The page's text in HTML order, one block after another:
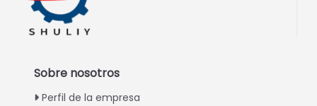
Sobre nosotros
Perfil de la empresa